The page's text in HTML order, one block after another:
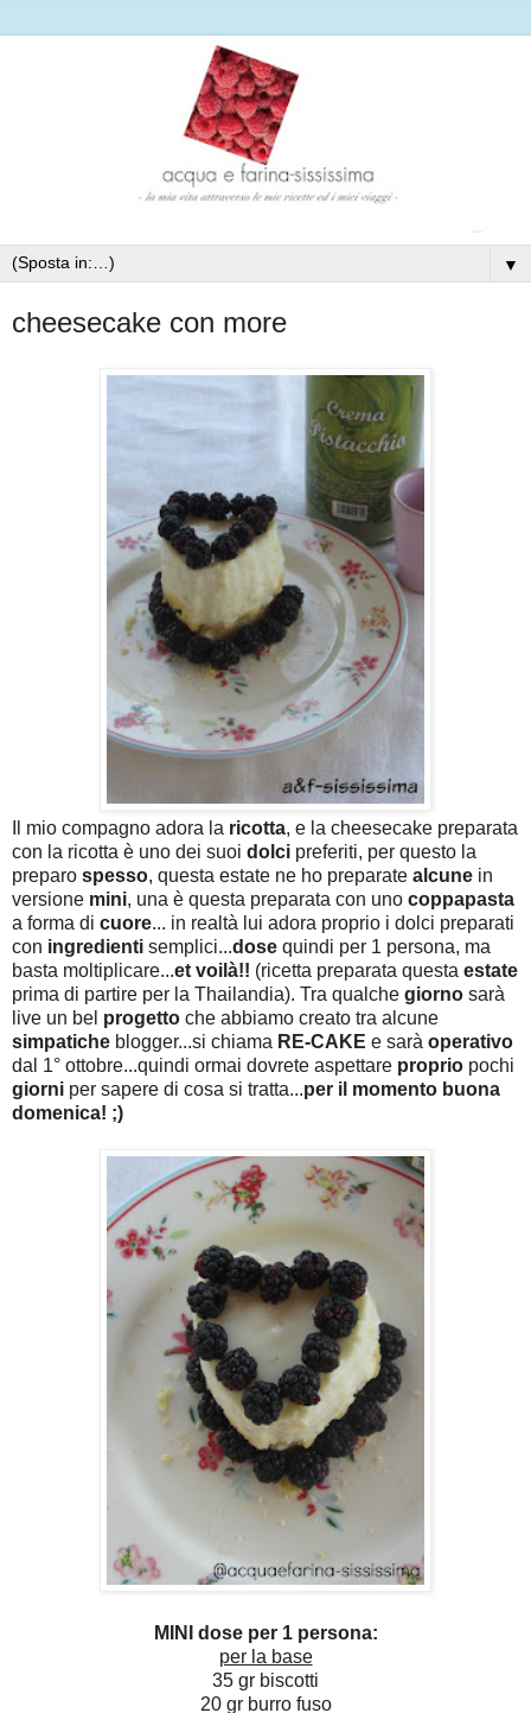
▼
cheesecake con more
Il mio compagno adora la ricotta, e la cheesecake preparata
con la ricotta è uno dei suoi dolci preferiti, per questo la
preparo spesso, questa estate ne ho preparate alcune in
versione mini, una è questa preparata con uno coppapasta
a forma di cuore... in realtà lui adora proprio i dolci preparati
con ingredienti semplici...dose quindi per 1 persona, ma
basta moltiplicare...et voilà!! (ricetta preparata questa estate
prima di partire per la Thailandia). Tra qualche giorno sarà
live un bel progetto che abbiamo creato tra alcune
simpatiche blogger...si chiama RE-CAKE e sarà operativo
dal 1° ottobre...quindi ormai dovrete aspettare proprio pochi
giorni per sapere di cosa si tratta...per il momento buona
domenica! ;)
MINI dose per 1 persona:
per la base
35 gr biscotti
20 gr burro fuso